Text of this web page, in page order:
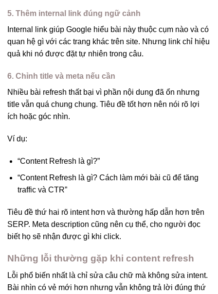
5. Thêm internal link đúng ngữ cảnh
Internal link giúp Google hiểu bài này thuộc cụm nào và có
quan hệ gì với các trang khác trên site. Nhưng link chỉ hiệu
quả khi nó được đặt tự nhiên trong câu.
6. Chỉnh title và meta nếu cần
Nhiều bài refresh thất bại vì phần nội dung đã ổn nhưng
title vẫn quá chung chung. Tiêu đề tốt hơn nên nói rõ lợi
ích hoặc góc nhìn.
Ví dụ:
“Content Refresh là gì?”
“Content Refresh là gì? Cách làm mới bài cũ để tăng
traffic và CTR”
Tiêu đề thứ hai rõ intent hơn và thường hấp dẫn hơn trên
SERP. Meta description cũng nên cụ thể, cho người đọc
biết họ sẽ nhận được gì khi click.
Những lỗi thường gặp khi content refresh
Lỗi phổ biến nhất là chỉ sửa câu chữ mà không sửa intent.
Bài nhìn có vẻ mới hơn nhưng vẫn không trả lời đúng thứ